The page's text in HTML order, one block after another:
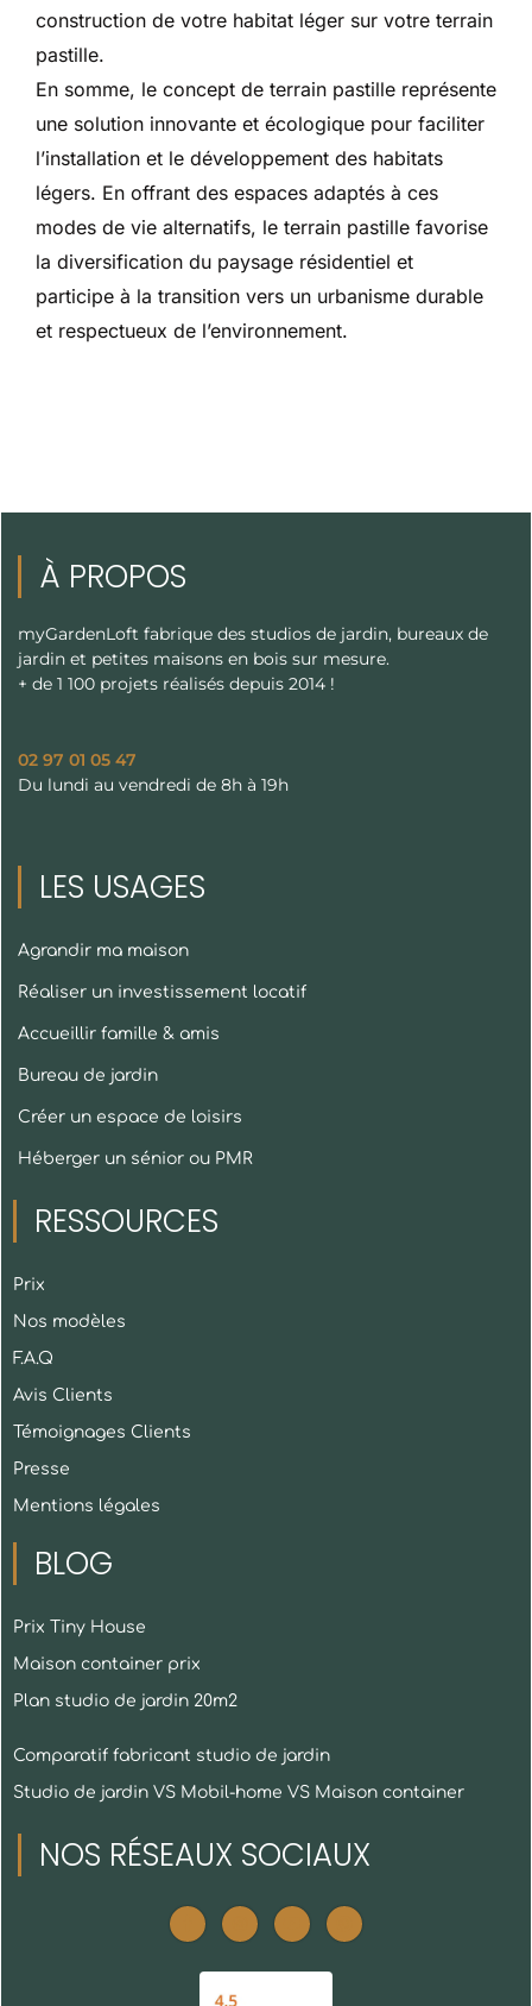
construction de votre habitat léger sur votre terrain
pastille.
En somme, le concept de terrain pastille représente
une solution innovante et écologique pour faciliter
l’installation et le développement des habitats
légers. En offrant des espaces adaptés à ces
modes de vie alternatifs, le terrain pastille favorise
la diversification du paysage résidentiel et
participe à la transition vers un urbanisme durable
et respectueux de l’environnement.
À PROPOS
myGardenLoft fabrique des studios de jardin, bureaux de
jardin et petites maisons en bois sur mesure.
+ de 1 100 projets réalisés depuis 2014 !
02 97 01 05 47
Du lundi au vendredi de 8h à 19h
LES USAGES
Agrandir ma maison
Réaliser un investissement locatif
Accueillir famille & amis
Bureau de jardin
Créer un espace de loisirs
Héberger un sénior ou PMR
RESSOURCES
Prix
Nos modèles
F.A.Q
Avis Clients
Témoignages Clients
Presse
Mentions légales
BLOG
Prix Tiny House
Maison container prix
Plan studio de jardin 20m2
Comparatif fabricant studio de jardin
Studio de jardin VS Mobil-home VS Maison container
NOS RÉSEAUX SOCIAUX